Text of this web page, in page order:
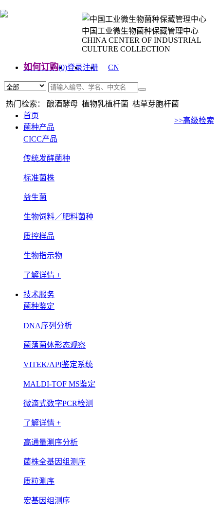
中国工业微生物菌种保藏管理中心
CHINA CENTER OF INDUSTRIAL
CULTURE COLLECTION
如何订购(0)登录注册
CN
热门检索： 酿酒酵母 植物乳植杆菌 枯草芽胞杆菌
>>高级检索
首页
菌种产品
CICC产品
传统发酵菌种
标准菌株
益生菌
生物饲料／肥料菌种
质控样品
生物指示物
了解详情 +
技术服务
菌种鉴定
DNA序列分析
菌落菌体形态观察
VITEK/API鉴定系统
MALDI-TOF MS鉴定
微滴式数字PCR检测
了解详情 +
高通量测序分析
菌株全基因组测序
质粒测序
宏基因组测序